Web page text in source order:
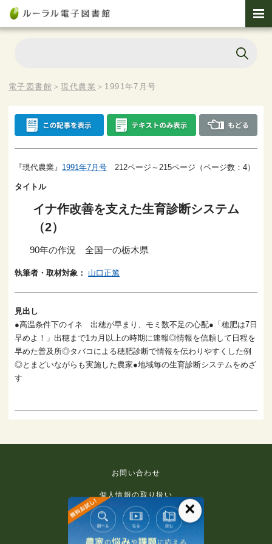
電子図書館 ＞現代農業 ＞ 1991年7月号
『現代農業』 1991年7月号 212ページ～215ページ（ページ数：4）
タイトル
イナ作改善を支えた生育診断システム
（2）
90年の作況 全国一の栃木県
執筆者・取材対象： 山口正篤
見出し
●高温条件下のイネ 出穂が早まり、モミ数不足の心配●「穂肥は7日
早めよ！」出穂まで1カ月以上の時期に速報◎情報を信頼して日程を
早めた普及所◎タバコによる穂肥診断で情報を伝わりやすくした例
◎とまどいながらも実施した農家●地域毎の生育診断システムをめざ
す
お問い合わせ
個人情報の取り扱い
免責事項
利用規約
×